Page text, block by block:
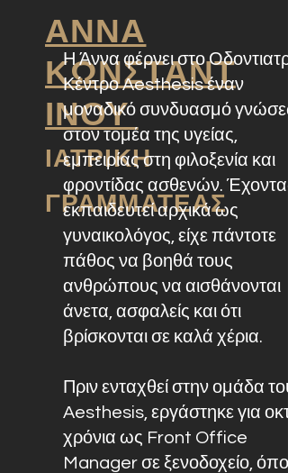
ΑΝΝΑ
ΚΩΝΣΤΑΝΤ
ΙΝΟΥ
ΙΑΤΡΙΚΗ
ΓΡΑΜΜΑΤΕΑΣ
Η Άννα φέρνει στο
Κέντρο Aesthesis έναν
μοναδικό συνδυασμό
στον τομέα της υγείας,
εμπειρίας στη φιλοξενία και
φροντίδας ασθενών. Έχοντας
εκπαιδευτεί αρχικά ως
γυναικολόγος, είχε πάντοτε
πάθος να βοηθά τους
ανθρώπους να αισθάνονται
άνετα, ασφαλείς και ότι
βρίσκονται σε καλά χέρια.
Πριν ενταχθεί στην ομάδα του
Aesthesis, εργάστηκε για
χρόνια ως Front Office
Manager σε ξενοδοχείο,